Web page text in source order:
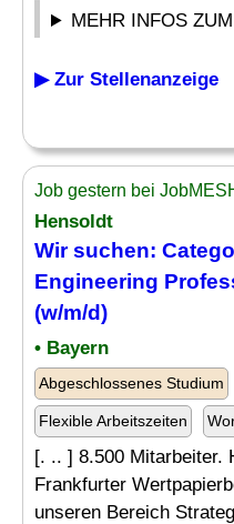
MEHR INFOS
▶ Zur Stellenanzeige
Job gestern bei
Hensoldt
Wir suchen:
Engineering
(w/m/d)
• Bayern
Abgeschlossenes Studium
Flexible Arbeitszeiten
[. .. ] 8.500 Mitarbeiter.
Frankfurter
unseren Bereich